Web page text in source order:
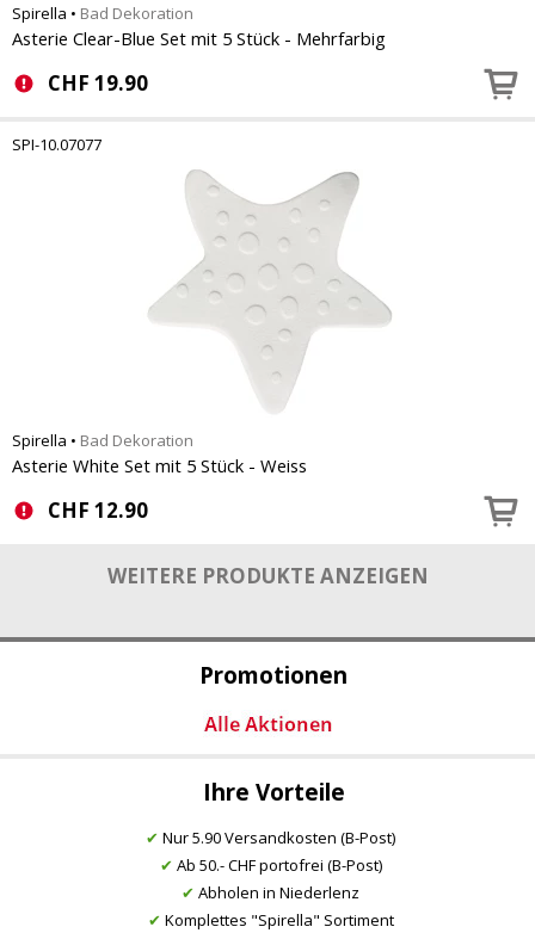
Promotionen
Ihre Vorteile
✔ Nur 5.90 Versandkosten (B-Post)
✔ Ab 50.- CHF portofrei (B-Post)
✔ Abholen in Niederlenz
✔ Komplettes "Spirella" Sortiment
Spirella • Bad Dekoration
Asterie Clear-Blue Set mit 5 Stück - Mehrfarbig
CHF 19.90
SPI-10.07077
Spirella • Bad Dekoration
Asterie White Set mit 5 Stück - Weiss
CHF 12.90
WEITERE PRODUKTE ANZEIGEN